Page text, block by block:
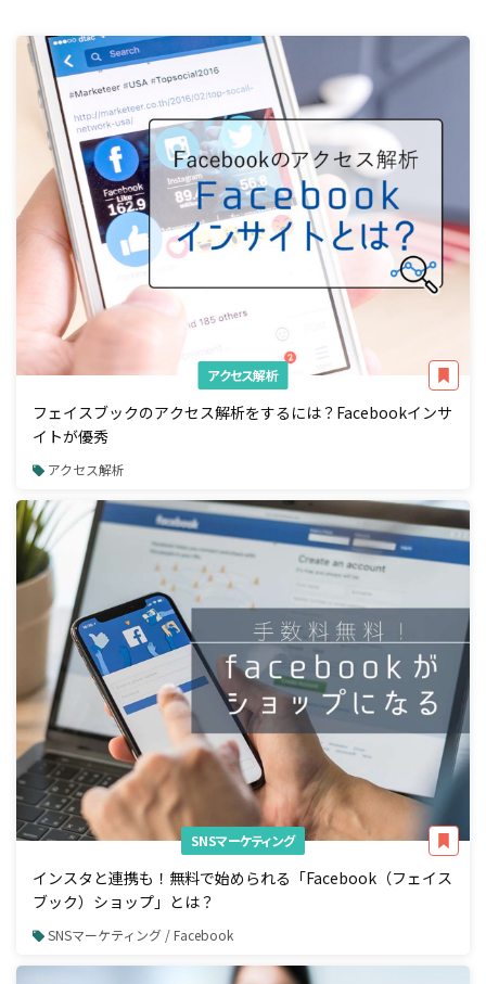
アクセス解析
フェイスブックのアクセス解析をするには？Facebookインサ
イトが優秀
アクセス解析
SNSマーケティング
インスタと連携も！無料で始められる「Facebook（フェイス
ブック）ショップ」とは？
SNSマーケティング / Facebook